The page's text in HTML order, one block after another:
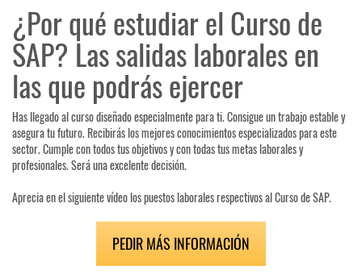
¿Por qué estudiar el Curso de
SAP? Las salidas laborales en
las que podrás ejercer
Has llegado al curso diseñado especialmente para ti. Consigue un trabajo estable y
asegura tu futuro. Recibirás los mejores conocimientos especializados para este
sector. Cumple con todos tus objetivos y con todas tus metas laborales y
profesionales. Será una excelente decisión.
Aprecia en el siguiente vídeo los puestos laborales respectivos al Curso de SAP.
PEDIR MÁS INFORMACIÓN